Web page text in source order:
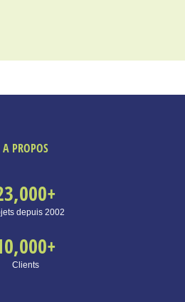
A PROPOS
depuis 2002
+
Clients
+